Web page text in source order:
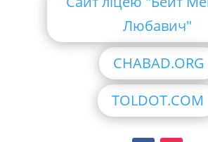
Любавич"
CHABAD.ORG
TOLDOT.COM